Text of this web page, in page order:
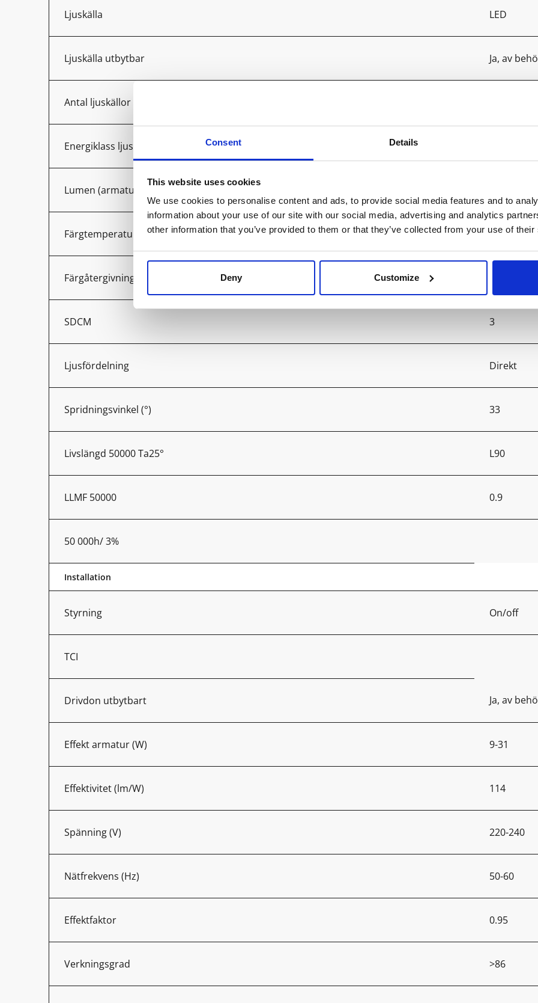
Consent Details
This website uses cookies
We use cookies to personalise content and ads, to provide social media features and to
information about your use of our site with our social media, advertising and analytics
other information that you’ve provided to them or that they’ve collected from your use of
Deny Customize
Ljuskälla LED
Ljuskälla utbytbar Ja, av
Antal ljuskällor
Energiklass ljuskälla
Lumen (armatur)
Färgtemperatur (K) 4000
Färgåtergivning (Ra)
SDCM 3
Ljusfördelning Direkt
Spridningsvinkel (°) 33
Livslängd 50000 Ta25° L90
LLMF 50000 0.9
50 000h/ 3%
Installation
Styrning On/off
TCI
Drivdon utbytbart Ja, av
Effekt armatur (W) 9-31
Effektivitet (lm/W) 114
Spänning (V) 220-240
Nätfrekvens (Hz) 50-60
Effektfaktor 0.95
Verkningsgrad >86